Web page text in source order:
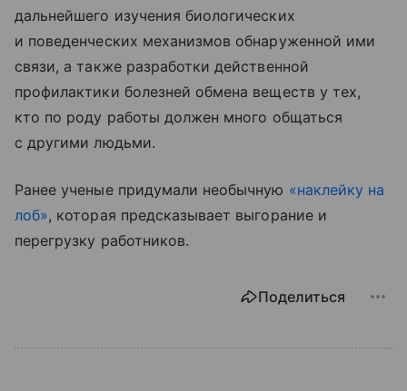
дальнейшего изучения биологических
и поведенческих механизмов обнаруженной ими
связи, а также разработки действенной
профилактики болезней обмена веществ у тех,
кто по роду работы должен много общаться
с другими людьми.
Ранее ученые придумали необычную «наклейку на
лоб», которая предсказывает выгорание и
перегрузку работников.
Поделиться